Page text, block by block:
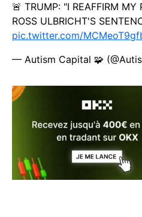
🚨 TRUMP: "I REAFFIRM
ROSS ULBRICHT'S
pic.twitter.com/
— Autism Capital 🧩